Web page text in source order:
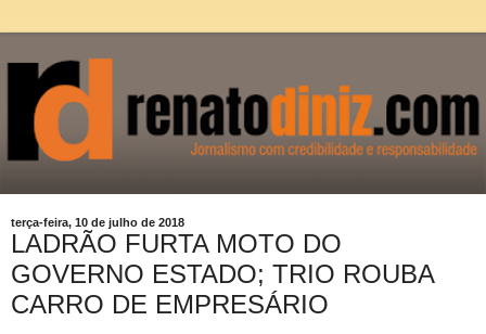
terça-feira, 10 de julho de 2018
LADRÃO FURTA MOTO DO
GOVERNO ESTADO; TRIO ROUBA
CARRO DE EMPRESÁRIO